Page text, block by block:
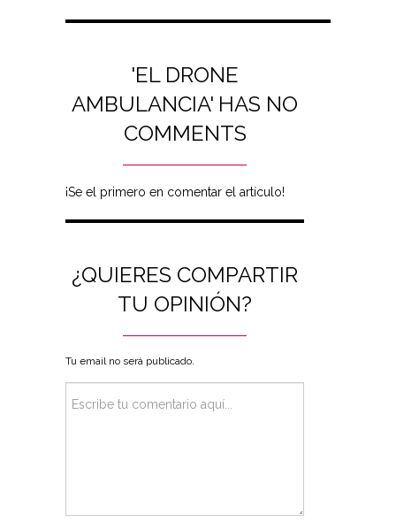
'EL DRONE
AMBULANCIA' HAS NO
COMMENTS
¡Se el primero en comentar el artículo!
¿QUIERES COMPARTIR
TU OPINIÓN?
Tu email no será publicado.